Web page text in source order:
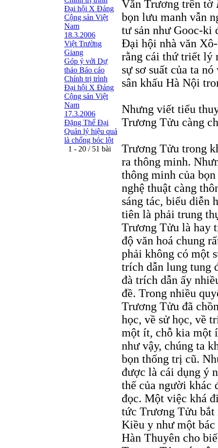
Đại hội X Đảng
Cộng sản Việt
Nam
18.3.2006
Việt Trường
Giang
Góp ý với Dự
thảo Báo cáo
Chính trị trình
Đại hội X Đảng
Cộng sản Việt
Nam
17.3.2006
Đặng Thế Đại
Quản lý hiệu quả
là chống bóc lột
1 - 20 / 51 bài
Văn Trương trên tờ
bọn lưu manh vẫn
tư sản như Gooc-ki
Ðại hội nhà văn
rằng cái thứ triết lý
sự sơ suất của ta
sân khấu Hà Nội
Nhưng viết tiểu
Trương Tửu càng
Trương Tửu trong
ra thông minh.
thông minh của
nghệ thuật càng
sáng tác, biểu diễn
tiên là phải trung
Trương Tửu là hay
độ văn hoá chung
phải không có một
trích dẫn lung tung
đà trích dẫn ấy
đề. Trong nhiều
Trương Tửu đã
học, về sử học, về
một ít, chỗ kia một
như vậy, chúng ta
bọn thống trị cũ.
được là cái dụng ý
thế của người khác
đọc. Một việc khá
tức Trương Tửu
Kiều y như một
Hàn Thuyên cho